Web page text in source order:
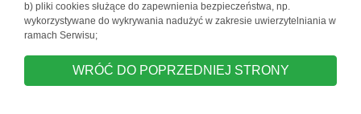
b) pliki cookies służące do zapewnienia bezpieczeństwa, np.
wykorzystywane do wykrywania nadużyć w zakresie uwierzytelniania w
ramach Serwisu;
WRÓĆ DO POPRZEDNIEJ STRONY